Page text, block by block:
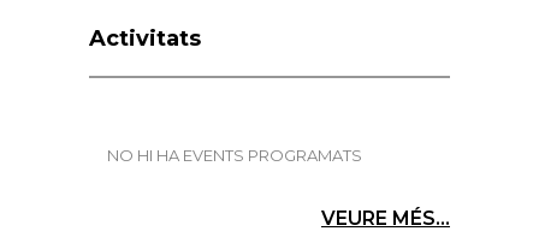
Activitats
NO HI HA EVENTS PROGRAMATS
VEURE MÉS...